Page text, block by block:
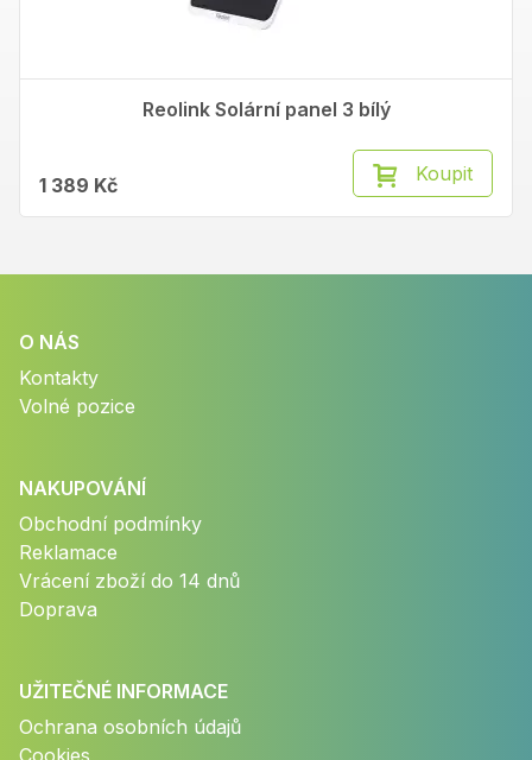
Reolink Solární panel 3 bílý
1 389 Kč Koupit
O NÁS
Kontakty
Volné pozice
NAKUPOVÁNÍ
Obchodní podmínky
Reklamace
Vrácení zboží do 14 dnů
Doprava
UŽITEČNÉ INFORMACE
Ochrana osobních údajů